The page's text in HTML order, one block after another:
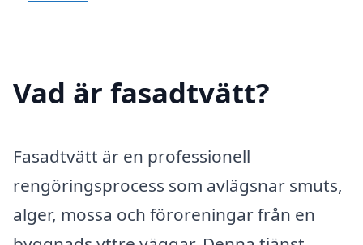
Vad är fasadtvätt?
Fasadtvätt är en professionell
rengöringsprocess som avlägsnar smuts,
alger, mossa och föroreningar från en